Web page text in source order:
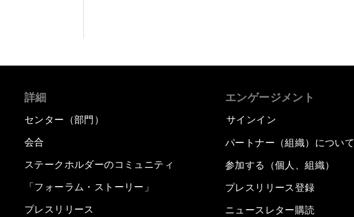
詳細
センター（部門）
会合
ステークホルダーのコミュニティ
「フォーラム・ストーリー」
プレスリリース
エンゲージメント
サインイン
パートナー（組織）について
参加する（個人、組織）
プレスリリース登録
ニュースレター購読